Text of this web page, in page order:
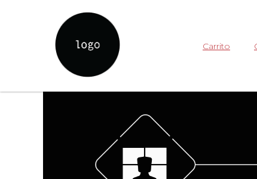
Carrito